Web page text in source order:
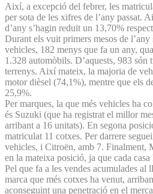
Així, a excepció del febrer, les
per sota de les xifres de l’any passat.
d’any s’hagin reduït un 13,70%
Durant els vuit primers mesos de
vehicles, 182 menys que fa un any,
1.328 automòbils. D’aquests, 983 són
terrenys. Així mateix, la majoria de
motor dièsel (74,1%), mentre que els
25,9%.
Per marques, la que més vehicles ha
és Suzuki (que ha registrat el millor
arribant a 16 unitats). En segona
matriculat 11 cotxes. Per darrere
vehicles, i Citroën, amb 7. Finalment,
en la mateixa posició, ja que cada
Pel que fa a les vendes acumulades al
marca que més cotxes ha venut,
aconseguint una penetració en el